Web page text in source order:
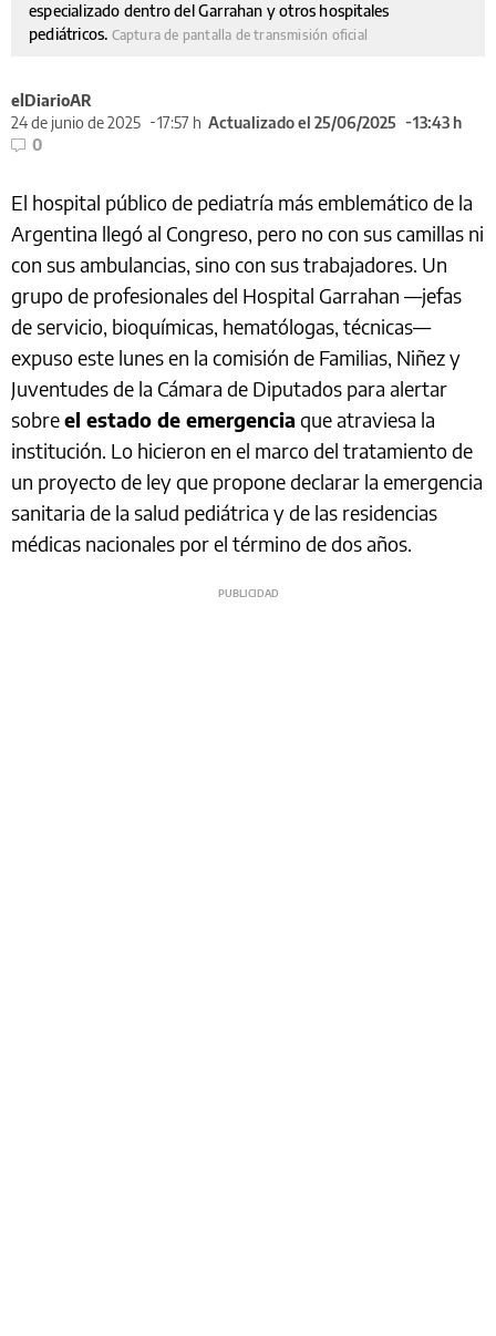
especializado dentro del Garrahan y otros hospitales
pediátricos. Captura de pantalla de transmisión oficial
elDiarioAR
24 de junio de 2025
17:57 h Actualizado el 25/06/2025
13:43 h
0
El hospital público de pediatría más emblemático de la
Argentina llegó al Congreso, pero no con sus camillas ni
con sus ambulancias, sino con sus trabajadores. Un
grupo de profesionales del Hospital Garrahan —jefas
de servicio, bioquímicas, hematólogas, técnicas—
expuso este lunes en la comisión de Familias, Niñez y
Juventudes de la Cámara de Diputados para alertar
sobreel estado de emergencia que atraviesa la
institución. Lo hicieron en el marco del tratamiento de
un proyecto de ley que propone declarar la emergencia
sanitaria de la salud pediátrica y de las residencias
médicas nacionales por el término de dos años.